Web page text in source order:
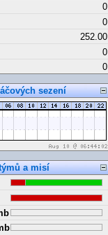
0
0
252.00
0
0
sezení
a misí